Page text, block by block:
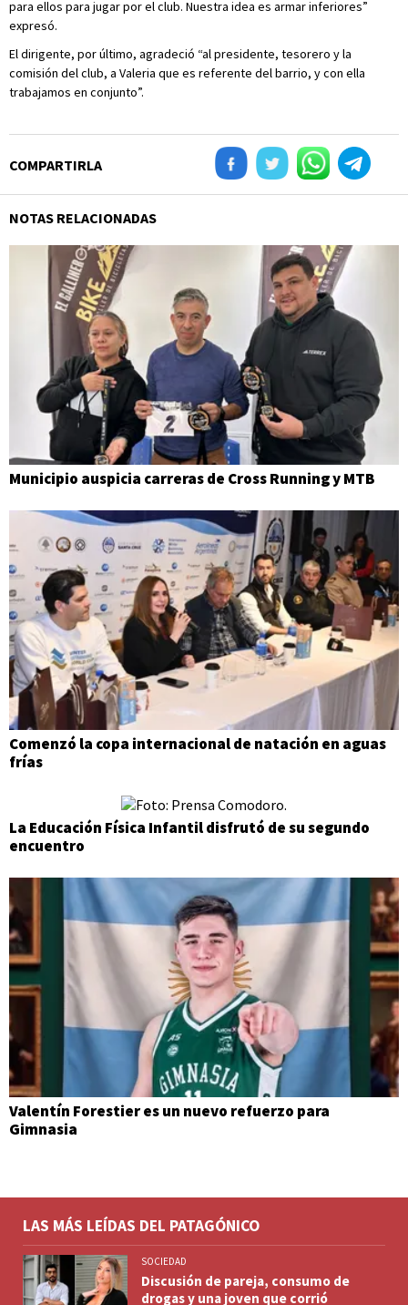
para ellos para jugar por el club. Nuestra idea es armar inferiores”
expresó.
El dirigente, por último, agradeció “al presidente, tesorero y la
comisión del club, a Valeria que es referente del barrio, y con ella
trabajamos en conjunto”.
COMPARTIRLA
NOTAS RELACIONADAS
Municipio auspicia carreras de Cross Running y MTB
Comenzó la copa internacional de natación en aguas
frías
La Educación Física Infantil disfrutó de su segundo
encuentro
Valentín Forestier es un nuevo refuerzo para
Gimnasia
LAS MÁS LEÍDAS DEL PATAGÓNICO
SOCIEDAD
Discusión de pareja, consumo de
drogas y una joven que corrió